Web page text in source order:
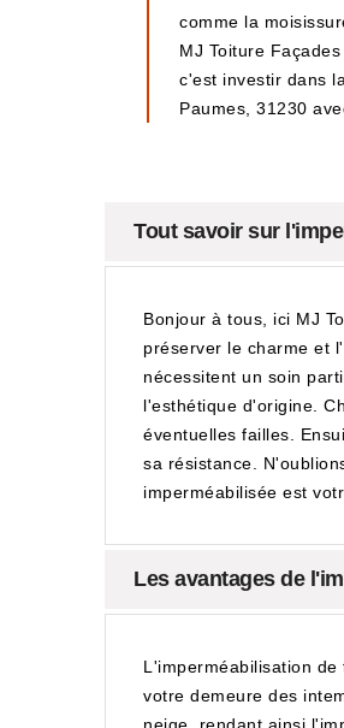
comme la
MJ Toiture
c'est investir dans
Paumes, 31230
Tout savoir sur
Bonjour à tous, ici MJ
préserver le charme et
nécessitent un soin
l'esthétique d'origine.
éventuelles failles.
sa résistance.
imperméabilisée est
Les avantages de
L'imperméabilisation
votre demeure des